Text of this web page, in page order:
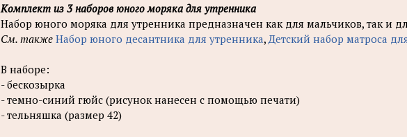
Комплект из 3 наборов юного моряка для утренника
Набор юного моряка для утренника предназначен как для мальчиков, так и
См. также Набор юного десантника для утренника, Детский набор матроса
В наборе:
- бескозырка
- темно-синий гюйс (рисунок нанесен с помощью печати)
- тельняшка (размер 42)